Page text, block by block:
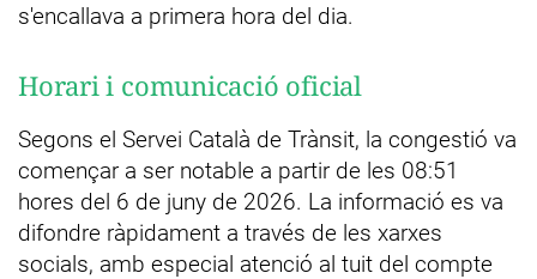
s'encallava a primera hora del dia.
Horari i comunicació oficial
Segons el Servei Català de Trànsit, la congestió va
començar a ser notable a partir de les 08:51
hores del 6 de juny de 2026. La informació es va
difondre ràpidament a través de les xarxes
socials, amb especial atenció al tuit del compte